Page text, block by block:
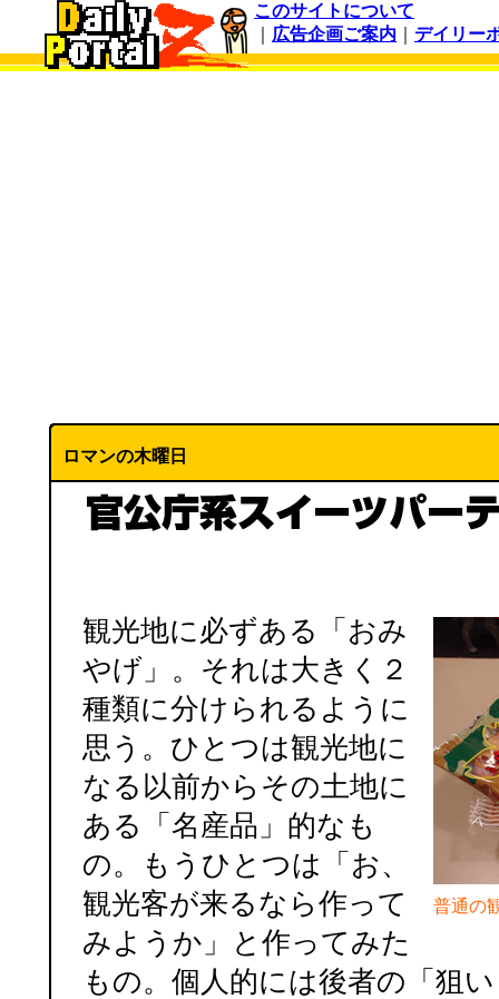
このサイトについて
広告企画ご案内 デイリー
ロマンの木曜日
普通の
観光地に必ずある「おみ
やげ」。それは大きく２
種類に分けられるように
思う。ひとつは観光地に
なる以前からその土地に
ある「名産品」的なも
の。もうひとつは「お、
観光客が来るなら作って
みようか」と作ってみた
もの。個人的には後者の「狙